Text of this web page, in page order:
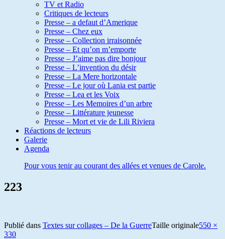
TV et Radio
Critiques de lecteurs
Presse – a defaut d’Amerique
Presse – Chez eux
Presse – Collection irraisonnée
Presse – Et qu’on m’emporte
Presse – J’aime pas dire bonjour
Presse – L’invention du désir
Presse – La Mere horizontale
Presse – Le jour où Lania est partie
Presse – Lea et les Voix
Presse – Les Memoires d’un arbre
Presse – Littérature jeunesse
Presse – Mort et vie de Lili Riviera
Réactions de lecteurs
Galerie
Agenda
Pour vous tenir au courant des allées et venues de Carole.
223
Publié dans Textes sur collages – De la GuerreTaille originale550 ×
330